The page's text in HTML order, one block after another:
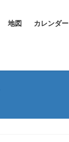
地図 カレンダー